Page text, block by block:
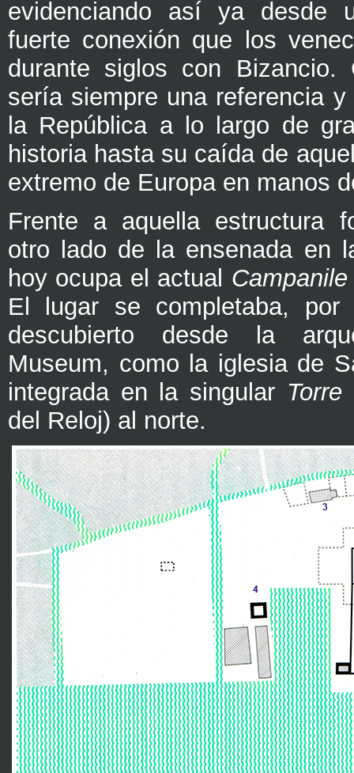
evidenciando así ya desde
fuerte conexión que los
durante siglos con Bizancio.
sería siempre una referencia
la República a lo largo de
historia hasta su caída de
extremo de Europa en manos
Frente a aquella estructura
otro lado de la ensenada en
hoy ocupa el actual Campanile
El lugar se completaba,
descubierto desde la
Museum, como la iglesia de
integrada en la singular Torre
del Reloj) al norte.